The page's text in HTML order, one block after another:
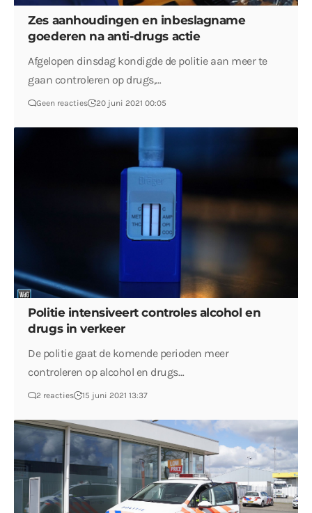
Zes aanhoudingen en inbeslagname
goederen na anti-drugs actie
Afgelopen dinsdag kondigde de politie aan meer te
gaan controleren op drugs,…
Geen reacties 20 juni 2021 00:05
Politie intensiveert controles alcohol en
drugs in verkeer
De politie gaat de komende perioden meer
controleren op alcohol en drugs…
2 reacties 15 juni 2021 13:37